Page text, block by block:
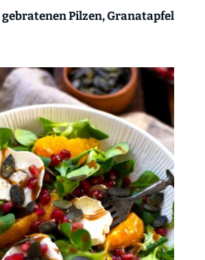
Pilzen, Granatapfel